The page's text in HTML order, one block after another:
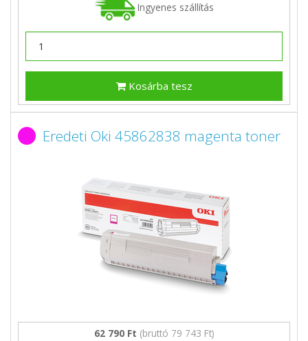
Ingyenes szállítás
Kosárba tesz
Eredeti Oki 45862838 magenta toner
62 790 Ft (bruttó 79 743 Ft)